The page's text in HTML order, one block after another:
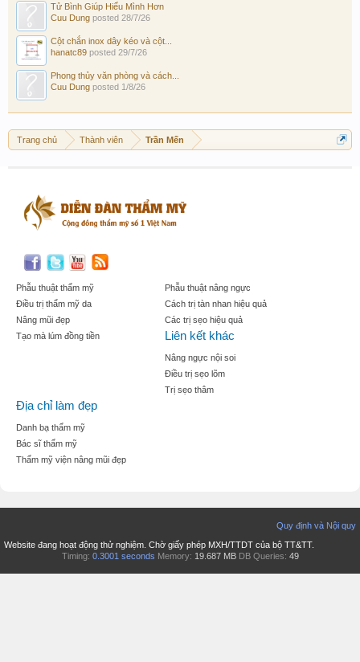
Tử Bình Giúp Hiểu Mình Hơn
Cuu Dung posted 28/7/26
Cột chắn inox dây kéo và cột...
hanatc89 posted 29/7/26
Phong thủy văn phòng và cách...
Cuu Dung posted 1/8/26
Trang chủ Thành viên Trần Mến
Phẫu thuật thẩm mỹ
Điều trị thẩm mỹ da
Nâng mũi đẹp
Tạo mà lúm đồng tiền
Phẫu thuật nâng ngực
Cách trị tàn nhan hiệu quả
Các trị sẹo hiệu quả
Liên kết khác
Nâng ngực nội soi
Điều trị sẹo lõm
Trị sẹo thâm
Địa chỉ làm đẹp
Danh bạ thẩm mỹ
Bác sĩ thẩm mỹ
Thẩm mỹ viện nâng mũi đẹp
Quy định và Nội quy
Website đang hoạt động thử nghiệm. Chờ giấy phép MXH/TTDT của bộ TT&TT.
Timing: 0.3001 seconds Memory: 19.687 MB DB Queries: 49